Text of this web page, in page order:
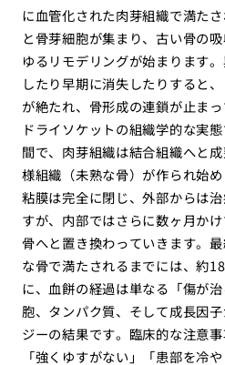
に血管化された肉芽組織で満た
と骨芽細胞が集まり、古い骨の
ゆるリモデリングが始まります
したり早期に消失したりすると
が絶たれ、骨形成の連鎖が止ま
ドライソケットの組織学的な実
間で、肉芽組織は結合組織へと
様組織（未熟な骨）が作られ始
粘膜は完全に閉じ、外部からは
すが、内部ではさらに数ヶ月か
骨へと置き換わっていきます。
な骨で満たされるまでには、約
に、血餅の経過は単なる「傷が
胞、タンパク質、そして成長因
ジーの結果です。臨床的な注意
「強くゆすがない」「患部を冷